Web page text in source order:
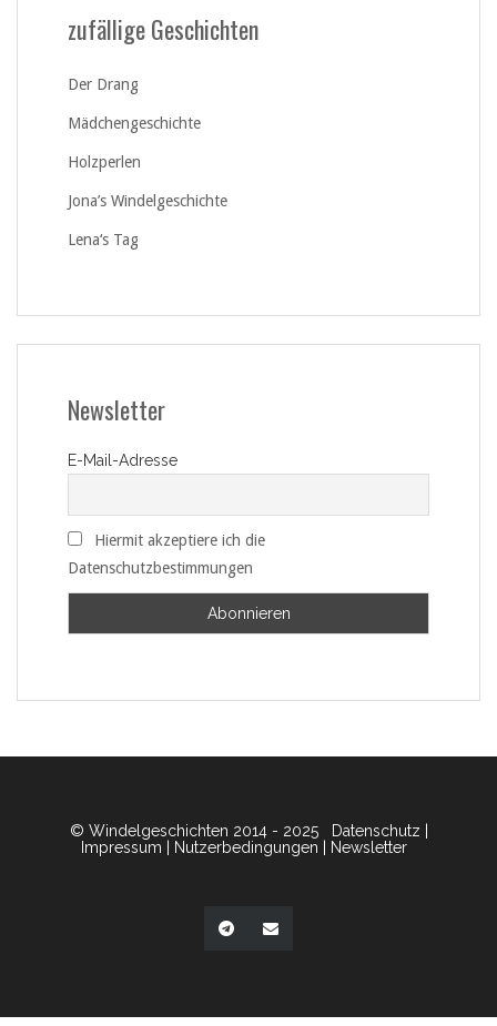
zufällige Geschichten
Der Drang
Mädchengeschichte
Holzperlen
Jona’s Windelgeschichte
Lena‘s Tag
Newsletter
E-Mail-Adresse
Hiermit akzeptiere ich die
Datenschutzbestimmungen
© Windelgeschichten 2014 - 2025 Datenschutz
Impressum
Nutzerbedingungen Newsletter